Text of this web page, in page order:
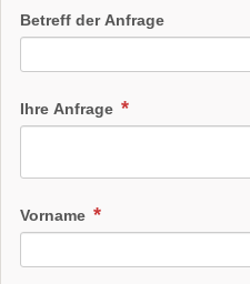
Betreff der Anfrage
Ihre Anfrage
Vorname